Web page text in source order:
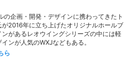
の企画・開発・デザインに携わってきたト
2016年に立ち上げたオリジナルホールブ
があるレオウイングシリーズの中には軽
ンが人気のWXJなどもある。
ら